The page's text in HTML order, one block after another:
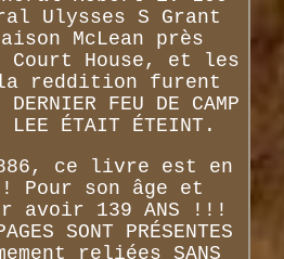
Ulysses S Grant
McLean près
Court House, et les
reddition furent
FEU DE CAMP
LEE ÉTAIT ÉTEINT.
ce livre est en
! Pour son âge et
avoir 139 ANS !!!
SONT PRÉSENTES
reliées SANS